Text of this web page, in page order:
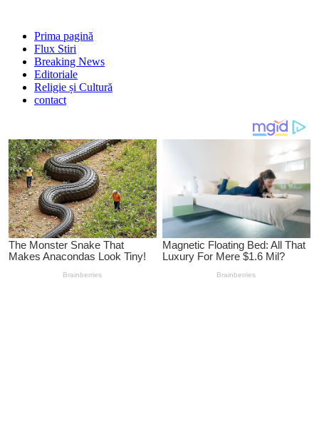
Prima pagină
Flux Stiri
Breaking News
Editoriale
Religie și Cultură
contact